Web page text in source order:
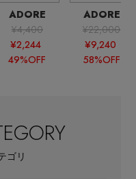
ADORE
¥4,400
¥2,244
49%OFF
ADORE
¥22,000
¥9,240
58%OFF
ゴリ